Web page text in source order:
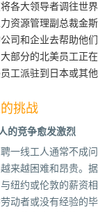
各大领导者调往世
资源管理副总裁金
司和企业去帮助他
部分的北美员工正
工派驻到日本或其他
挑战
的竞争愈发激烈
一线工人通常不成
来越困难和昂贵。
纽约或伦敦的薪资
动者或没有经验的